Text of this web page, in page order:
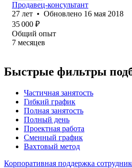
Продавец-консультант
27 лет • Обновлено 16 мая 2018
35 000 ₽
Общий опыт
7 месяцев
Быстрые фильтры
Частичная занятость
Гибкий график
Полная занятость
Полный день
Проектная работа
Сменный график
Вахтовый метод
Корпоративная поддержка